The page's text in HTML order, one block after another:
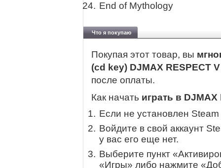
End of Mythology
Что я покупаю
Покупая этот товар, вы
(cd key) DJMAX RESPECT
после оплаты.
Как начать играть в DJMAX
Если не установлен
Войдите в свой аккаунт
у вас его еще нет.
Выберите пункт
«Игры» либо нажмите